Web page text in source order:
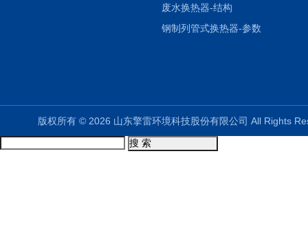
废水换热器-结构
钢制列管式换热器-参数
版权所有 © 2026 山东擎雷环境科技股份有限公司 All